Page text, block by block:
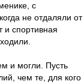
с
не отдаляли от
и спортивная
и могли. Пусть
чем те, для кого